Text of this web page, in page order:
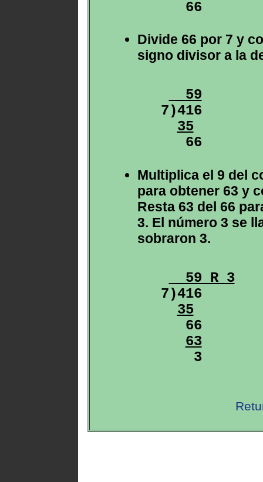
Divide 66 por 7 y
signo divisor a la
59
7)416
35
Multiplica el 9 del
para obtener 63 y
Resta 63 del 66
3. El número 3 se
sobraron 3.
59 R 3
7)416
35
66
63
3